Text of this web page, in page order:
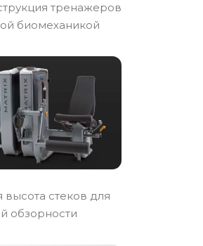
тренажеров
биомеханикой
стеков для
обзорности